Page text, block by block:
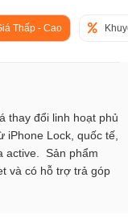
Thấp - Cao
thay đổi linh hoạt phủ
iPhone Lock, quốc tế,
active. Sản phẩm
và có hỗ trợ trả góp